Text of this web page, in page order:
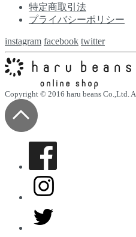
特定商取引法
プライバシーポリシー
instagram facebook twitter
Copyright © 2016 haru beans Co.,Ltd.